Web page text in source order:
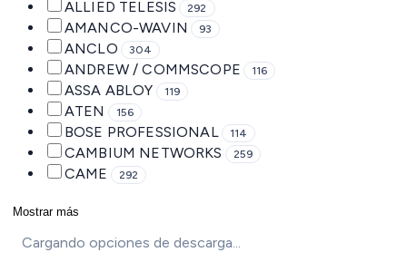
ALLIED TELESIS 292
AMANCO-WAVIN 93
ANCLO 304
ANDREW / COMMSCOPE 116
ASSA ABLOY 119
ATEN 156
BOSE PROFESSIONAL 114
CAMBIUM NETWORKS 259
CAME 292
Mostrar más
Cargando opciones de descarga...